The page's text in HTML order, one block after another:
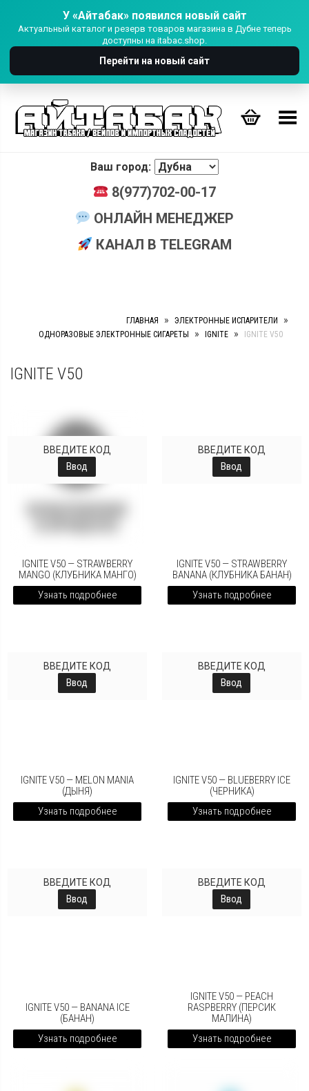
У «Айтабак» появился новый сайт
Актуальный каталог и резерв товаров магазина в Дубне теперь
доступны на itabac.shop.
Перейти на новый сайт
Переключить Меню
Ваш город:
8(977)702-00-17
ОНЛАЙН МЕНЕДЖЕР
КАНАЛ В TELEGRAM
ГЛАВНАЯ » ЭЛЕКТРОННЫЕ ИСПАРИТЕЛИ »
ОДНОРАЗОВЫЕ ЭЛЕКТРОННЫЕ СИГАРЕТЫ » IGNITE » IGNITE V50
IGNITE V50
ВВЕДИТЕ КОД
Ввод
IGNITE V50 — STRAWBERRY
MANGO (КЛУБНИКА МАНГО)
Узнать подробнее
ВВЕДИТЕ КОД
Ввод
IGNITE V50 — STRAWBERRY
BANANA (КЛУБНИКА БАНАН)
Узнать подробнее
ВВЕДИТЕ КОД
Ввод
IGNITE V50 — MELON MANIA
(ДЫНЯ)
Узнать подробнее
ВВЕДИТЕ КОД
Ввод
IGNITE V50 — BLUEBERRY ICE
(ЧЕРНИКА)
Узнать подробнее
ВВЕДИТЕ КОД
Ввод
IGNITE V50 — BANANA ICE
(БАНАН)
Узнать подробнее
ВВЕДИТЕ КОД
Ввод
IGNITE V50 — PEACH
RASPBERRY (ПЕРСИК
МАЛИНА)
Узнать подробнее